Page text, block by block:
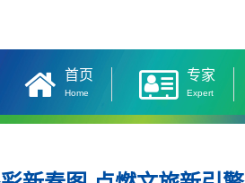
首页
Home
专家
Expert